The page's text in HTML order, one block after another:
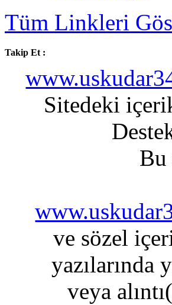
Tüm Linkleri
Takip Et :
Sitedeki
Bu
ve sözel
yazılarında
veya